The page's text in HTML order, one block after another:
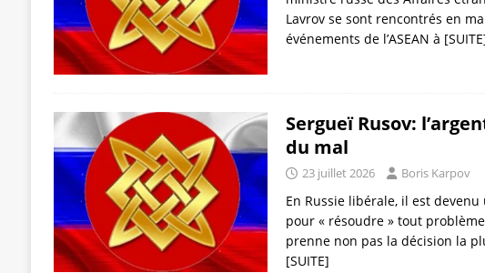
Lavrov se sont rencontrés en
événements de l’ASEAN à
Sergueï Rusov:
du mal
23 juillet 2026 Boris Karpov
En Russie libérale, il est
pour « résoudre » tout
prenne non pas la décision la
[SUITE]